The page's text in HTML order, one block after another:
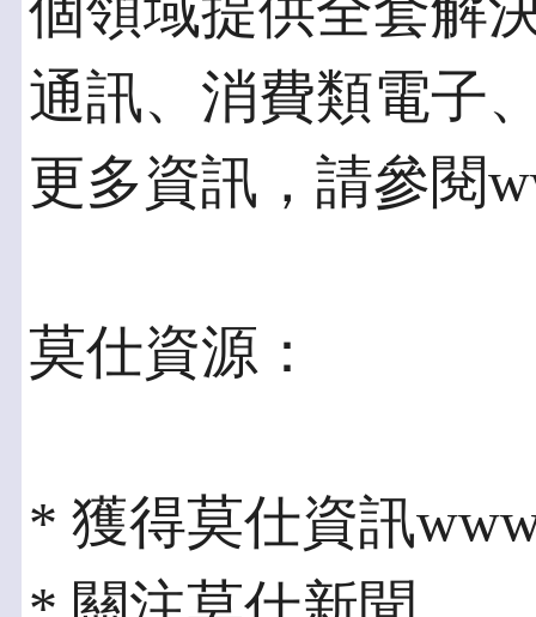
通訊、消費類電子
更多資訊，請參閱
莫仕資源：
* 獲得莫仕資訊